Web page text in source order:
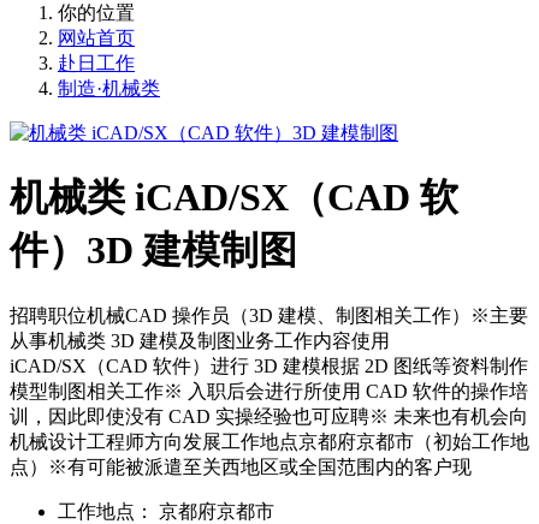
你的位置
网站首页
赴日工作
制造·机械类
机械类 iCAD/SX（CAD 软
件）3D 建模制图
招聘职位机械CAD 操作员（3D 建模、制图相关工作）※主要
从事机械类 3D 建模及制图业务工作内容使用
iCAD/SX（CAD 软件）进行 3D 建模根据 2D 图纸等资料制作
模型制图相关工作※ 入职后会进行所使用 CAD 软件的操作培
训，因此即使没有 CAD 实操经验也可应聘※ 未来也有机会向
机械设计工程师方向发展工作地点京都府京都市（初始工作地
点）※有可能被派遣至关西地区或全国范围内的客户现
工作地点：
京都府京都市